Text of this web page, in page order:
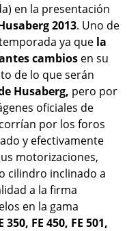
en la presentación
2013. Uno de
ya que la
cambios en su
de lo que serán
Husaberg, pero por
oficiales de
por los foros
y efectivamente
motorizaciones,
cilindro inclinado a
a la firma
en la gama
350, FE 450, FE 501,